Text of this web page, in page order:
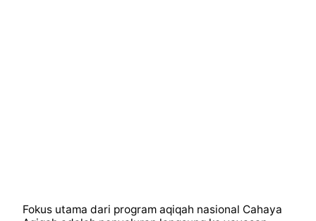
Fokus utama dari program aqiqah nasional Cahaya